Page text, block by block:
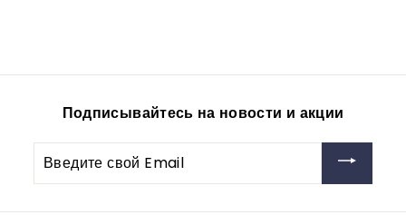
,
0
р
у
б
Подписывайтесь на новости и акции
свой